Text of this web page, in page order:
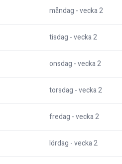
måndag - vecka2
tisdag - vecka2
onsdag - vecka2
torsdag - vecka2
fredag - vecka2
lördag - vecka2